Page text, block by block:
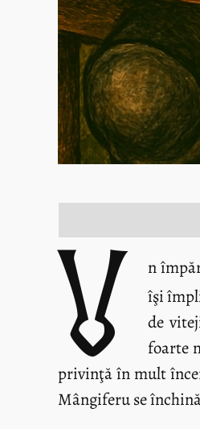
U
n
îşi
de
foarte
privinţă în mult
Mângiferu se